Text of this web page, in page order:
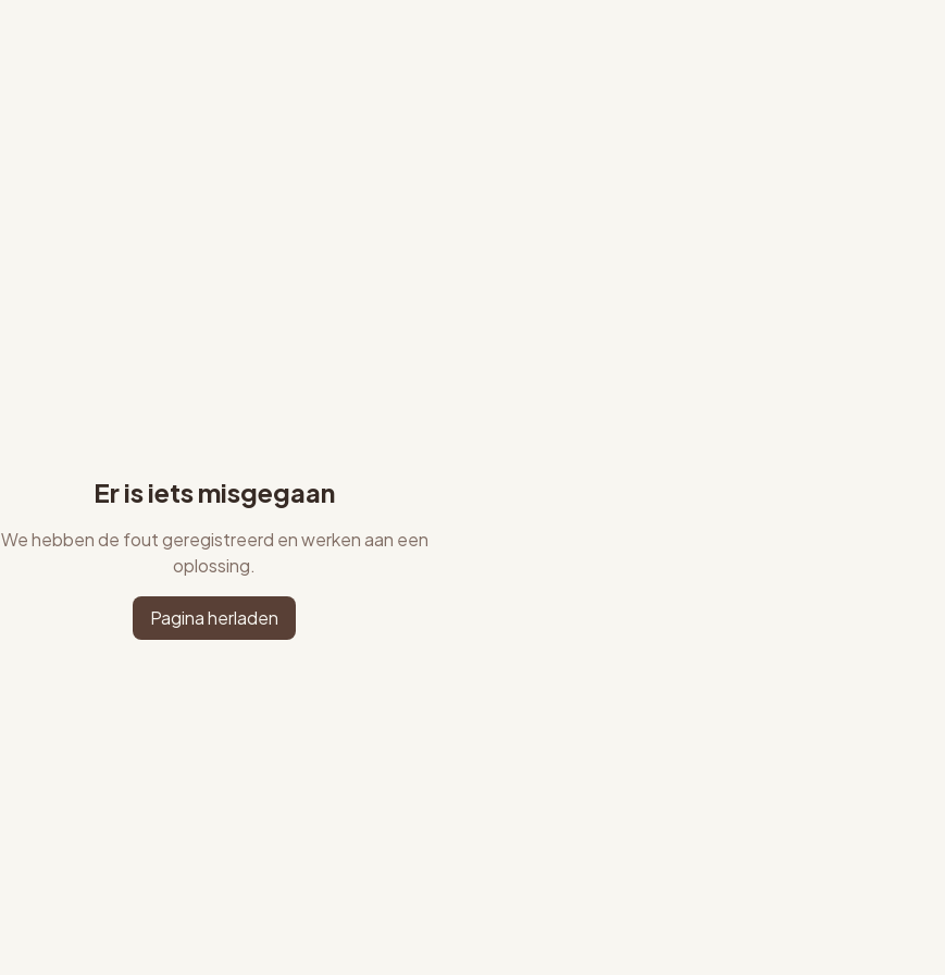
Er is iets misgegaan
We hebben de fout geregistreerd en werken aan een
oplossing.
Pagina herladen